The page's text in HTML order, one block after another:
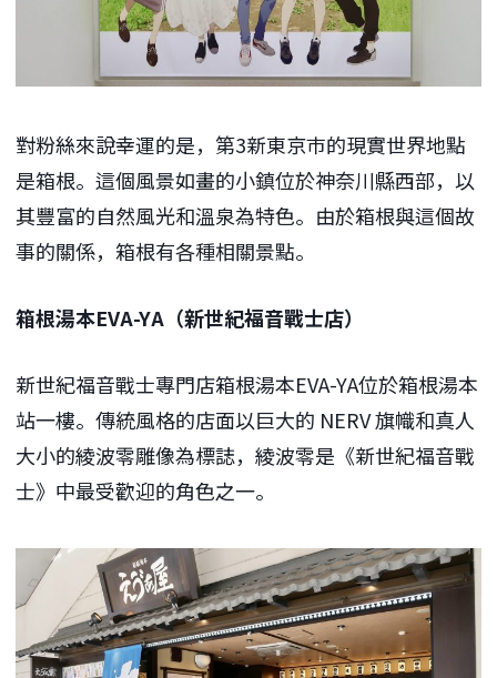
對粉絲來說幸運的是，第3新東京巿的現實世界地點
是箱根。這個風景如畫的小鎮位於神奈川縣西部，以
其豐富的自然風光和溫泉為特色。由於箱根與這個故
事的關係，箱根有各種相關景點。
箱根湯本EVA-YA（新世紀福音戰士店）
新世紀福音戰士專門店箱根湯本EVA-YA位於箱根湯本
站一樓。傳統風格的店面以巨大的 NERV 旗幟和真人
大小的綾波零雕像為標誌，綾波零是《新世紀福音戰
士》中最受歡迎的角色之一。